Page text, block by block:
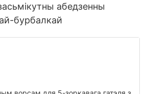
абедзенны
бурбалкай